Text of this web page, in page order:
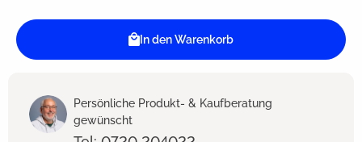
In den Warenkorb
Persönliche Produkt- & Kaufberatung
gewünscht